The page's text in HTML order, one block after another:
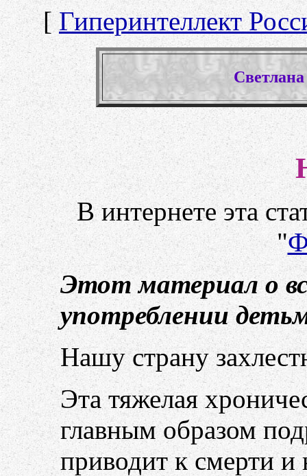
[Гиперинтеллект
В интернете эта
"
Этот материал о
употреблении
Нашу страну
Эта тяжелая
главным образом
приводит к смерти и